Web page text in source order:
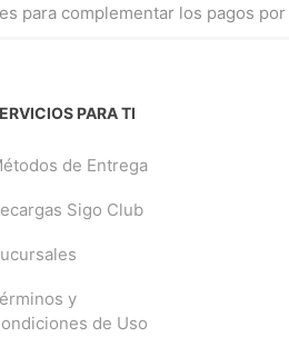
para complementar los pagos por
PARA TI
de Entrega
Sigo Club
y
de Uso